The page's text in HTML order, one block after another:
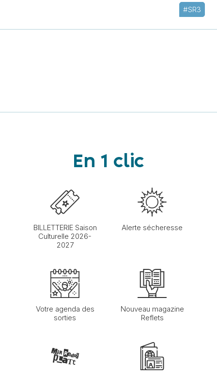
#SR3
En 1 clic
BILLETTERIE Saison
Culturelle 2026-
2027
Alerte sécheresse
Votre agenda des
sorties
Nouveau magazine
Reflets